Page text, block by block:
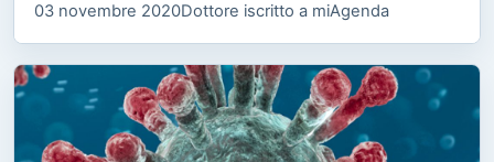
03 novembre 2020Dottore iscritto a miAgenda